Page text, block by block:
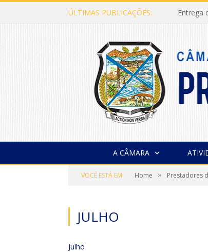
ÚLTIMAS PUBLICAÇÕES: Entrega
A CÂMARA
VOCÊ ESTÁ EM: Home » Prestadores
JULHO
Julho